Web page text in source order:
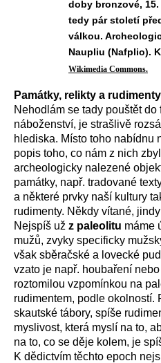
doby bronzové,
tedy pár století
válkou.
Naupliu (Nafplio).
Wikimedia Commons.
Památky, relikty a rudimenty
Nehodlám se tady pouštět do
náboženství, je strašlivě
hlediska. Místo toho nabídnu
popis toho, co nám z nich
archeologicky nalezené
památky, např. tradované
a některé prvky naší kultury
rudimenty. Někdy vítané,
Nejspíš už z paleolitu máme
mužů, zvyky specificky
však sběračské a lovecké
vzato je např. houbaření
roztomilou vzpomínkou na
rudimentem, podle okolností.
skautské tábory, spíše
myslivost, která myslí na to,
na to, co se děje kolem, je
K dědictvím těchto epoch